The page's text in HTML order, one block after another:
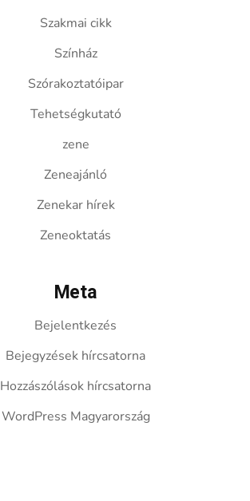
Szakmai cikk
Színház
Szórakoztatóipar
Tehetségkutató
zene
Zeneajánló
Zenekar hírek
Zeneoktatás
Meta
Bejelentkezés
Bejegyzések hírcsatorna
Hozzászólások hírcsatorna
WordPress Magyarország